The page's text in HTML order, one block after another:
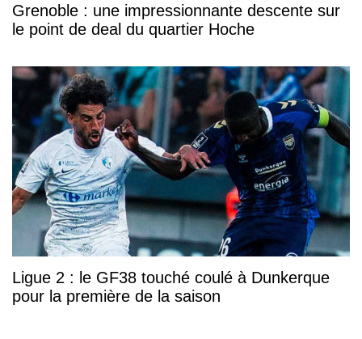
Grenoble : une impressionnante descente sur
le point de deal du quartier Hoche
Ligue 2 : le GF38 touché coulé à Dunkerque
pour la première de la saison